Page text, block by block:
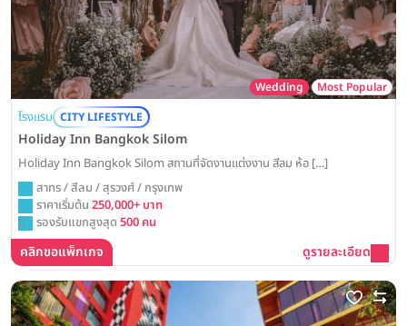
Wedding Most Popular
โรงแรม CITY LIFESTYLE
Holiday Inn Bangkok Silom
Holiday Inn Bangkok Silom สถานที่จัดงานแต่งงาน สีลม ห้อ […]
สาทร / สีลม / สุรวงศ์ / กรุงเทพ
ราคาเริ่มต้น 250,000+ บาท
รองรับแขกสูงสุด 500 คน
คลิกขอแพ็กเกจ ดูรายละเอียด